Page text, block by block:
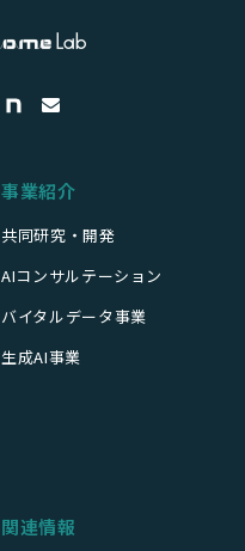
事業紹介
共同研究・開発
AIコンサルテーション
バイタルデータ事業
生成AI事業
関連情報